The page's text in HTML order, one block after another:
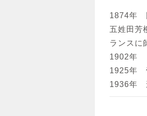
1874年
五姓田芳
ランスに
1902年
1925年
1936年